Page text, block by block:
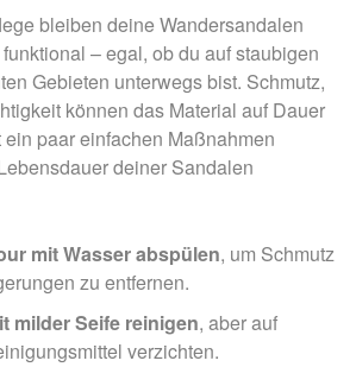
bleiben deine Wandersandalen
– egal, ob du auf staubigen
Gebieten unterwegs bist. Schmutz,
können das Material auf Dauer
paar einfachen Maßnahmen
deiner Sandalen
mit Wasser abspülen, um Schmutz
zu entfernen.
milder Seife reinigen, aber auf
verzichten.